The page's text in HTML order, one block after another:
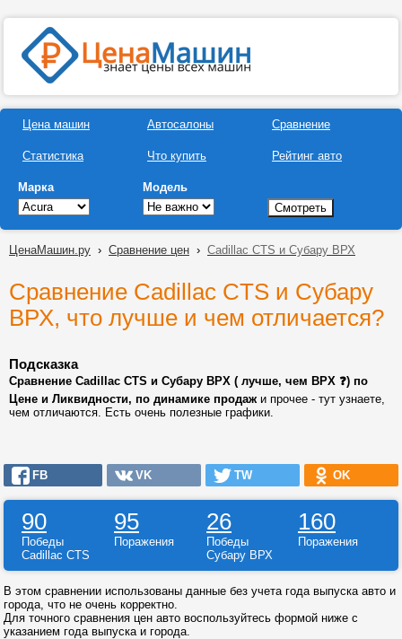
Цена машин
Статистика
Автосалоны
Что купить
Сравнение
Рейтинг авто
Марка Модель
ЦенаМашин.ру › Сравнение цен › Cadillac CTS и Субару ВРХ
Сравнение Cadillac CTS и Субару
ВРХ, что лучше и чем отличается?
Подсказка
Сравнение Cadillac CTS и Субару ВРХ ( лучше, чем ВРХ ❓) по
Цене и Ликвидности, по динамике продажи прочее - тут узнаете,
чем отличаются. Есть очень полезные графики.
FB VK TW OK
90 95 26 160
Победы Поражения Победы
Поражения
Cadillac CTS
Субару ВРХ
В этом сравнении использованы данные без учета года выпуска авто и
города, что не очень корректно.
Для точного сравнения цен авто воспользуйтесь формой ниже с
указанием года выпуска и города.